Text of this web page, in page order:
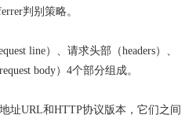
判别策略。
line）、请求头部（headers）、
body）4个部分组成。
址URL和HTTP协议版本，它们之间